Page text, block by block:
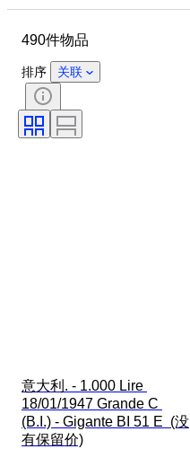
490件物品
排序 关联
意大利. - 1.000 Lire
18/01/1947 Grande C
(B.I.) - Gigante BI 51 E  (没
有保留价)